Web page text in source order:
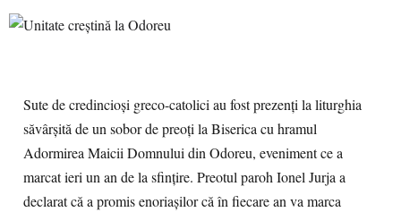
Sute de credincioşi greco-catolici au fost prezenţi la liturghia
săvârşită de un sobor de preoţi la Biserica cu hramul
Adormirea Maicii Domnului din Odoreu, eveniment ce a
marcat ieri un an de la sfinţire. Preotul paroh Ionel Jurja a
declarat că a promis enoriaşilor că în fiecare an va marca